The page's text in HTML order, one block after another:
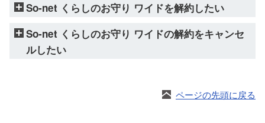
So-net くらしのお守り ワイドを解約したい
So-net くらしのお守り ワイドの解約をキャンセ
ルしたい
ページの先頭に戻る